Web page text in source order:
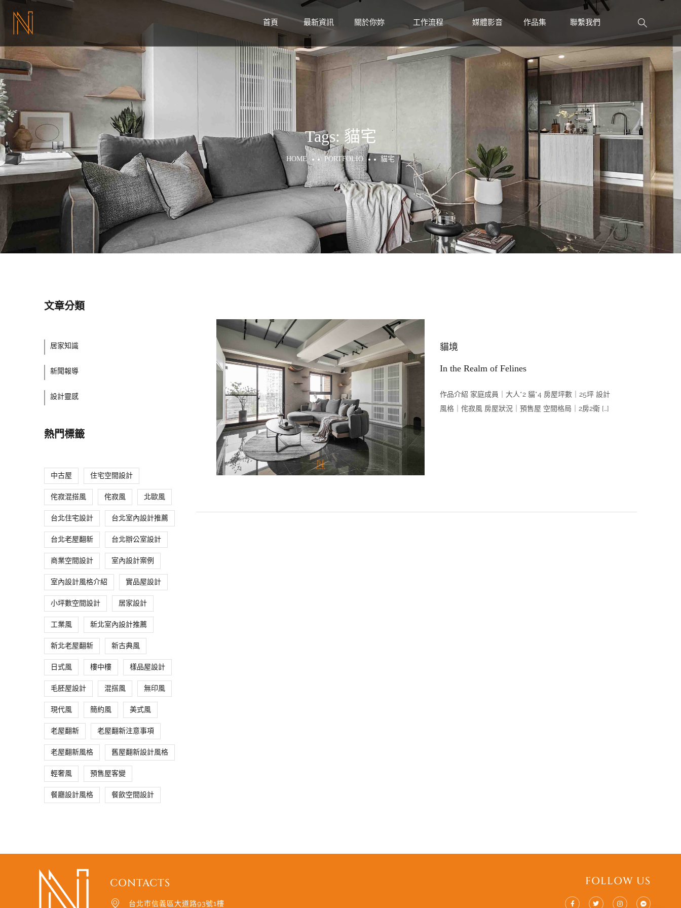
首頁
HOME
最新資訊
NEWS
關於你妳
ABOUT
工作流程
WORKFLOW
媒體影音
PRESS
作品集
聯繫我們
Tags: 貓宅
HOME PORTFOLIO 貓宅
貓境
In the Realm of Felines
作品介紹 家庭成員｜大人*2 貓*4 房屋坪數｜25坪 設計
風格｜侘寂風 房屋狀況｜預售屋 空間格局｜2房2衛 […]
文章分類
居家知識
新聞報導
設計靈感
熱門標籤
中古屋 住宅空間設計
侘寂混搭風 侘寂風 北歐風
台北住宅設計 台北室內設計推薦
台北老屋翻新 台北辦公室設計
商業空間設計 室內設計案例
室內設計風格介紹 實品屋設計
小坪數空間設計 居家設計
工業風 新北室內設計推薦
新北老屋翻新 新古典風
日式風 樓中樓 樣品屋設計
毛胚屋設計 混搭風 無印風
現代風 簡約風 美式風
老屋翻新 老屋翻新注意事項
老屋翻新風格 舊屋翻新設計風格
輕奢風 預售屋客變
餐廳設計風格 餐飲空間設計
CONTACTS
台北市信義區大道路93號1樓
FOLLOW US